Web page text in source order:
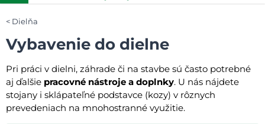
Dielňa
Vybavenie do dielne
Pri práci v dielni, záhrade či na stavbe sú často potrebné
aj ďalšie pracovné nástroje a doplnky. U nás nájdete
stojany i sklápateľné podstavce (kozy) v rôznych
prevedeniach na mnohostranné využitie.